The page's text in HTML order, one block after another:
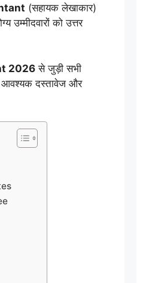
(सहायक लेखाकार)
को उत्तर
2026से जुड़ी सभी
आवश्यक दस्तावेज और